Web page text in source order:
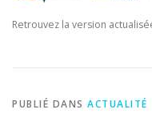
Retrouvez la version
PUBLIÉ DANS ACTUALITÉ